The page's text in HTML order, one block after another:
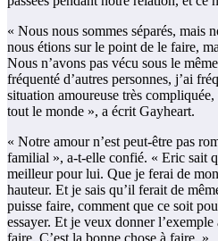
« Nous nous sommes séparés, mais
nous étions sur le point de le faire,
Nous n’avons pas vécu sous le
fréquenté d’autres personnes, j’ai
situation amoureuse très
tout le monde », a écrit Gayheart.
« Notre amour n’est peut-être pas
familial », a-t-elle confié. « Eric sait
meilleur pour lui. Que je ferai de
hauteur. Et je sais qu’il ferait de
puisse faire, comment que ce soit
essayer. Et je veux donner
faire. C’est la bonne chose à faire. »